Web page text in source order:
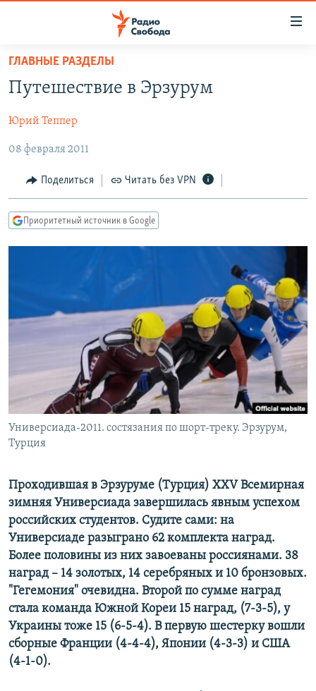
упрощенного
доступа
содержанию
Вернутся
главной
навигации
Вернутся
ПОДКАСТЫ
АВТОРСКИЕ ПРОЕКТЫ
ЦИТАТЫ СВОБОДЫ
МНЕНИЯ
КУЛЬТУРА
IDEL.РЕАЛИИ
СЕВЕР.РЕАЛИИ
СИБИРЬ.РЕАЛИИ
РАСПИСАНИЕ ВЕЩАНИЯ
ПОДПИШИТЕСЬ НА РАССЫЛКУ
СОЦИАЛЬНЫЕ СЕТИ
Все сайты РСЕ/РС
ГЛАВНЫЕ РАЗДЕЛЫ
Путешествие в Эрзурум
Юрий Теппер
08 февраля 2011
Поделиться Читать без VPN
Приоритетный источник в Google
Универсиада-2011. состязания по шорт-треку. Эрзурум,
Турция
Проходившая в Эрзуруме (Турция) XXV Всемирная
зимняя Универсиада завершилась явным успехом
российских студентов. Судите сами: на
Универсиаде разыграно 62 комплекта наград.
Более половины из них завоеваны россиянами. 38
наград – 14 золотых, 14 серебряных и 10 бронзовых.
"Гегемония" очевидна. Второй по сумме наград
стала команда Южной Кореи 15 наград, (7-3-5), у
Украины тоже 15 (6-5-4). В первую шестерку вошли
сборные Франции (4-4-4), Японии (4-3-3) и США
(4-1-0).